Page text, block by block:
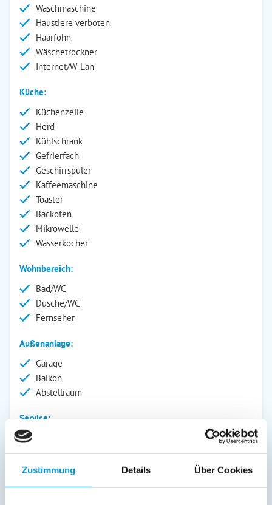
Zustimmung Details Über Cookies
Waschmaschine
Haustiere verboten
Haarföhn
Wäschetrockner
Internet/W-Lan
Küche:
Küchenzeile
Herd
Kühlschrank
Gefrierfach
Geschirrspüler
Kaffeemaschine
Toaster
Backofen
Mikrowelle
Wasserkocher
Wohnbereich:
Bad/WC
Dusche/WC
Fernseher
Außenanlage:
Garage
Balkon
Abstellraum
Service:
Handtücher inkl.